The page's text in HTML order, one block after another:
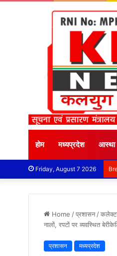
होम मध्यप्रदेश आस्था
Friday, August 7 2026
Home /प्रशासन /
नालों, रपटों पर व्यवस्थित
प्रशासन मध्यप्रदेश